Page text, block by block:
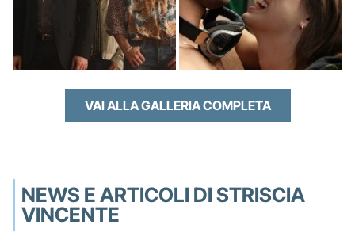
VAI ALLA GALLERIA COMPLETA
NEWS E ARTICOLI DI STRISCIA
VINCENTE